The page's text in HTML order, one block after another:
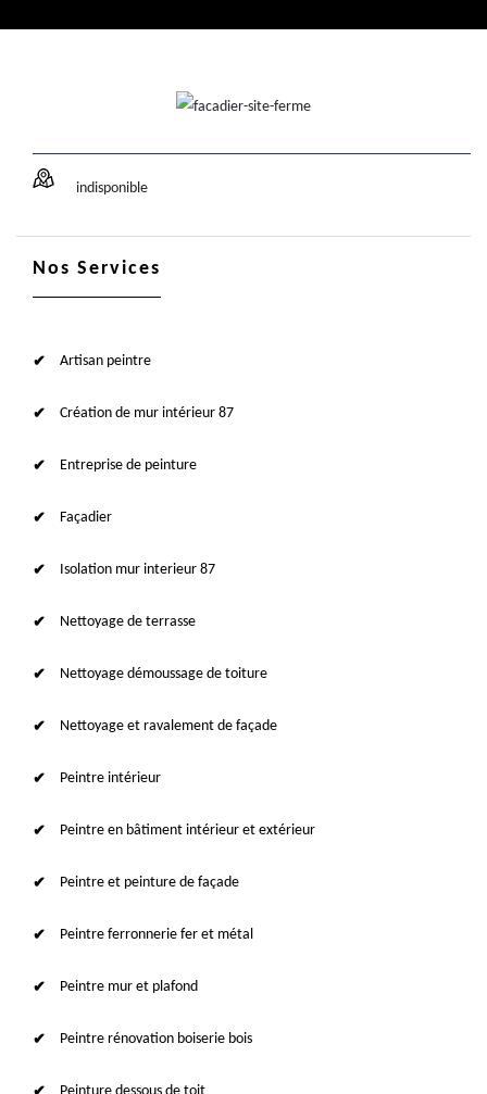
indisponible
Nos Services
Artisan peintre
Création de mur intérieur 87
Entreprise de peinture
Façadier
Isolation mur interieur 87
Nettoyage de terrasse
Nettoyage démoussage de toiture
Nettoyage et ravalement de façade
Peintre intérieur
Peintre en bâtiment intérieur et extérieur
Peintre et peinture de façade
Peintre ferronnerie fer et métal
Peintre mur et plafond
Peintre rénovation boiserie bois